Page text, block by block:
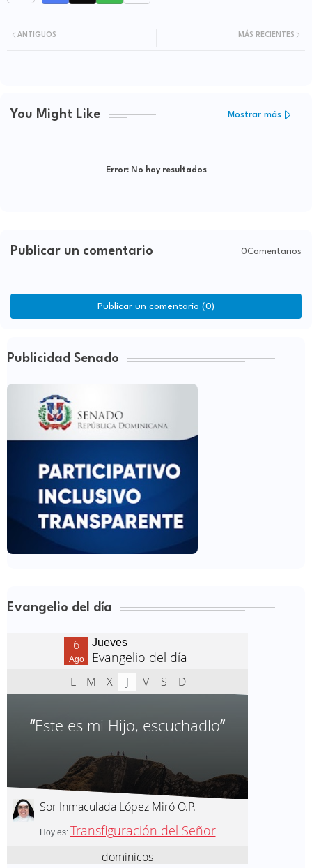
MÁS RECIENTES
ANTIGUOS
You Might Like Mostrar más
Error:No hay resultados
Publicar un comentario 0Comentarios
Publicar un comentario (0)
Publicidad Senado
Evangelio del día